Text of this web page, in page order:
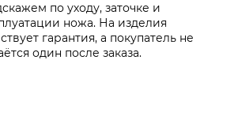
по уходу, заточке и
ножа. На изделия
гарантия, а покупатель не
один после заказа.